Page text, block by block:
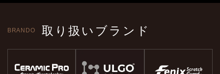
BRANDO 取り扱いブランド